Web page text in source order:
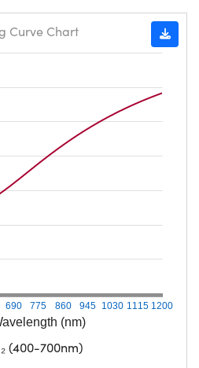
(nm)
690 775 860 945 1030 1115 1200
Curve Chart
(400-700nm)